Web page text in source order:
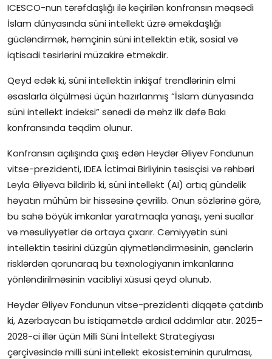
İctimai şura
Dünya
ICESCO-nun tərəfdaşlığı ilə keçirilən konfransın məqsədi
İslam dünyasında süni intellekt üzrə əməkdaşlığı
gücləndirmək, həmçinin süni intellektin etik, sosial və
iqtisadi təsirlərini müzakirə etməkdir.
Qeyd edək ki, süni intellektin inkişaf trendlərinin elmi
əsaslarla ölçülməsi üçün hazırlanmış “İslam dünyasında
süni intellekt indeksi” sənədi də məhz ilk dəfə Bakı
konfransında təqdim olunur.
Konfransın açılışında çıxış edən Heydər Əliyev Fondunun
vitse-prezidenti, IDEA İctimai Birliyinin təsisçisi və rəhbəri
Leyla Əliyeva bildirib ki, süni intellekt (AI) artıq gündəlik
həyatın mühüm bir hissəsinə çevrilib. Onun sözlərinə görə,
bu sahə böyük imkanlar yaratmaqla yanaşı, yeni suallar
və məsuliyyətlər də ortaya çıxarır. Cəmiyyətin süni
intellektin təsirini düzgün qiymətləndirməsinin, gənclərin
risklərdən qorunaraq bu texnologiyanın imkanlarına
yönləndirilməsinin vacibliyi xüsusi qeyd olunub.
Heydər Əliyev Fondunun vitse-prezidenti diqqətə çatdırıb
ki, Azərbaycan bu istiqamətdə ardıcıl addımlar atır. 2025–
2028-ci illər üçün Milli Süni İntellekt Strategiyası
çərçivəsində milli süni intellekt ekosisteminin qurulması,